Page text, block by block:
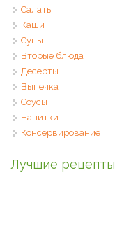
Салаты
Каши
Супы
Вторые блюда
Десерты
Выпечка
Соусы
Напитки
Консервирование
Лучшие рецепты